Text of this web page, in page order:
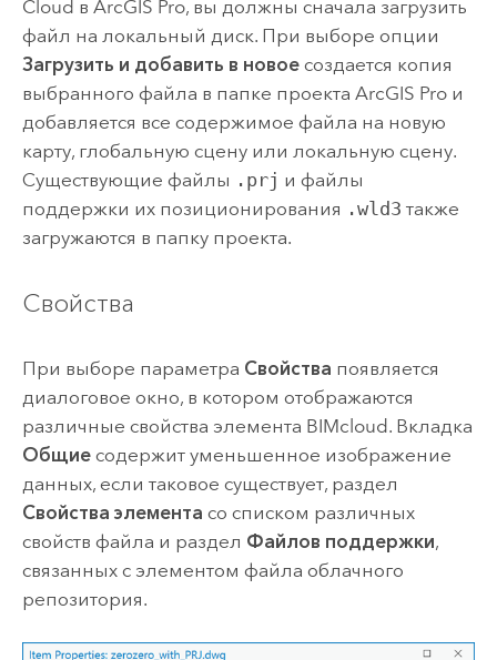
Cloud в ArcGIS Pro, вы должны сначала загрузить
файл на локальный диск. При выборе опции
Загрузить и добавить в новоесоздается копия
выбранного файла в папке проекта ArcGIS Proи
добавляется все содержимое файла на новую
карту, глобальную сцену или локальную сцену.
Существующие файлы .prj и файлы
поддержки их позиционирования .wld3 также
загружаются в папку проекта.
Свойства
При выборе параметра Свойства появляется
диалоговое окно, в котором отображаются
различные свойства элемента BIMcloud. Вкладка
Общиесодержит уменьшенное изображение
данных, если таковое существует, раздел
Свойства элемента со списком различных
свойств файла и раздел Файлов поддержки,
связанных с элементом файла облачного
репозитория.